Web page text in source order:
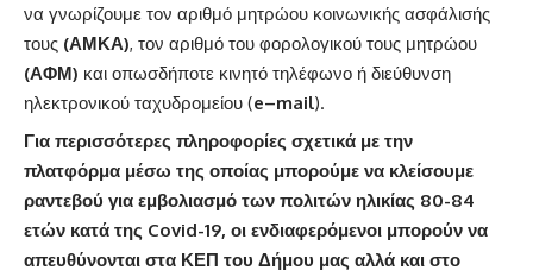
να γνωρίζουμε τον αριθμό μητρώου κοινωνικής ασφάλισής
τους (ΑΜΚΑ), τον αριθμό του φορολογικού τους μητρώου
(ΑΦΜ) και οπωσδήποτε κινητό τηλέφωνο ή διεύθυνση
ηλεκτρονικού ταχυδρομείου (e–mail).
Για περισσότερες πληροφορίες σχετικά με την
πλατφόρμα μέσω της οποίας μπορούμε να κλείσουμε
ραντεβού για εμβολιασμό των πολιτών ηλικίας 80-84
ετών κατά της Covid-19, οι ενδιαφερόμενοι μπορούν να
απευθύνονται στα ΚΕΠ του Δήμου μας αλλά και στο